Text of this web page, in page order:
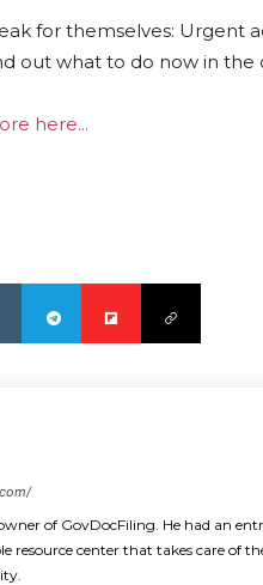
for themselves: Urgent
out what to do now in the
here...
of GovDocFiling. He had an
resource center that takes care